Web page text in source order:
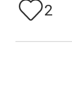
2